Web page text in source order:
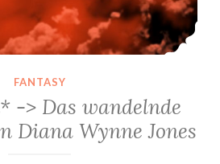
FANTASY
-> Das wandelnde
Diana Wynne Jones